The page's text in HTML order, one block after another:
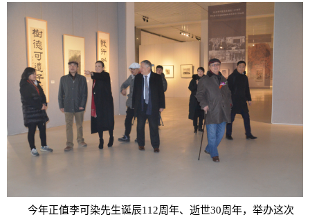
今年正值李可染先生诞辰112周年、逝世30周年，举办这次